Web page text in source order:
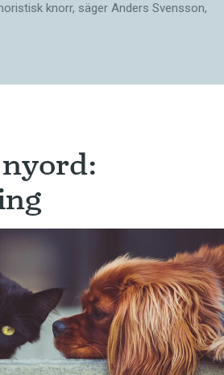
knorr, säger Anders Svensson,